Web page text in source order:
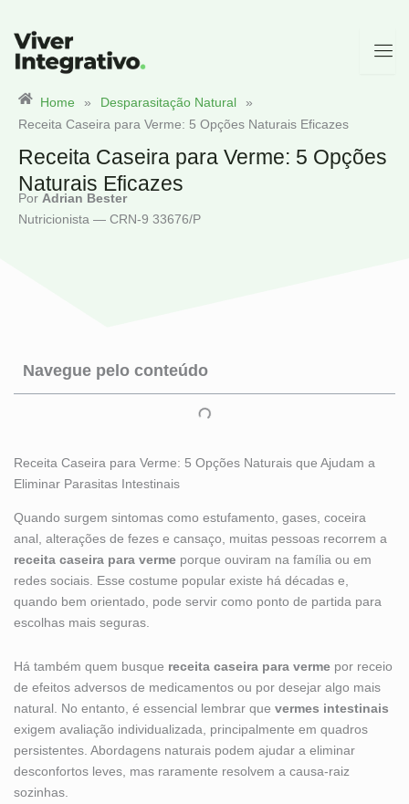
para
conteúdo
Home » Desparasitação Natural
»
Receita Caseira para Verme: 5 Opções Naturais Eficazes
Receita Caseira para Verme: 5 Opções
Naturais Eficazes
Por Adrian Bester
Nutricionista — CRN-9 33676/P
Navegue pelo conteúdo
Receita Caseira para Verme: 5 Opções Naturais que Ajudam a
Eliminar Parasitas Intestinais
Quando surgem sintomas como estufamento, gases, coceira
anal, alterações de fezes e cansaço, muitas pessoas recorrem a
receita caseira para verme porque ouviram na família ou em
redes sociais. Esse costume popular existe há décadas e,
quando bem orientado, pode servir como ponto de partida para
escolhas mais seguras.
Há também quem busque receita caseira para verme por receio
de efeitos adversos de medicamentos ou por desejar algo mais
natural. No entanto, é essencial lembrar que vermes intestinais
exigem avaliação individualizada, principalmente em quadros
persistentes. Abordagens naturais podem ajudar a eliminar
desconfortos leves, mas raramente resolvem a causa-raiz
sozinhas.